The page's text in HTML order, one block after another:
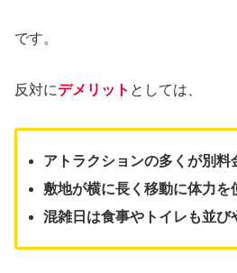
です。
反対にデメリット としては、
アトラクションの多くが別料
敷地が横に長く移動に体力を
混雑日は食事やトイレも並び